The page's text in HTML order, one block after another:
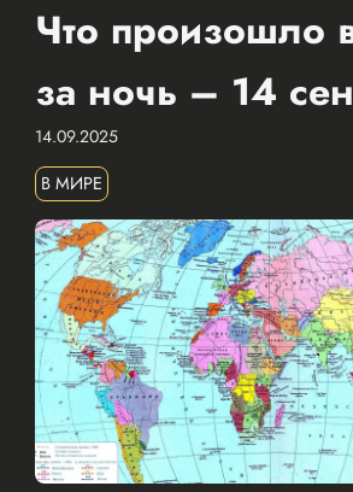
Что произошло
за ночь – 14
14.09.2025
В МИРЕ